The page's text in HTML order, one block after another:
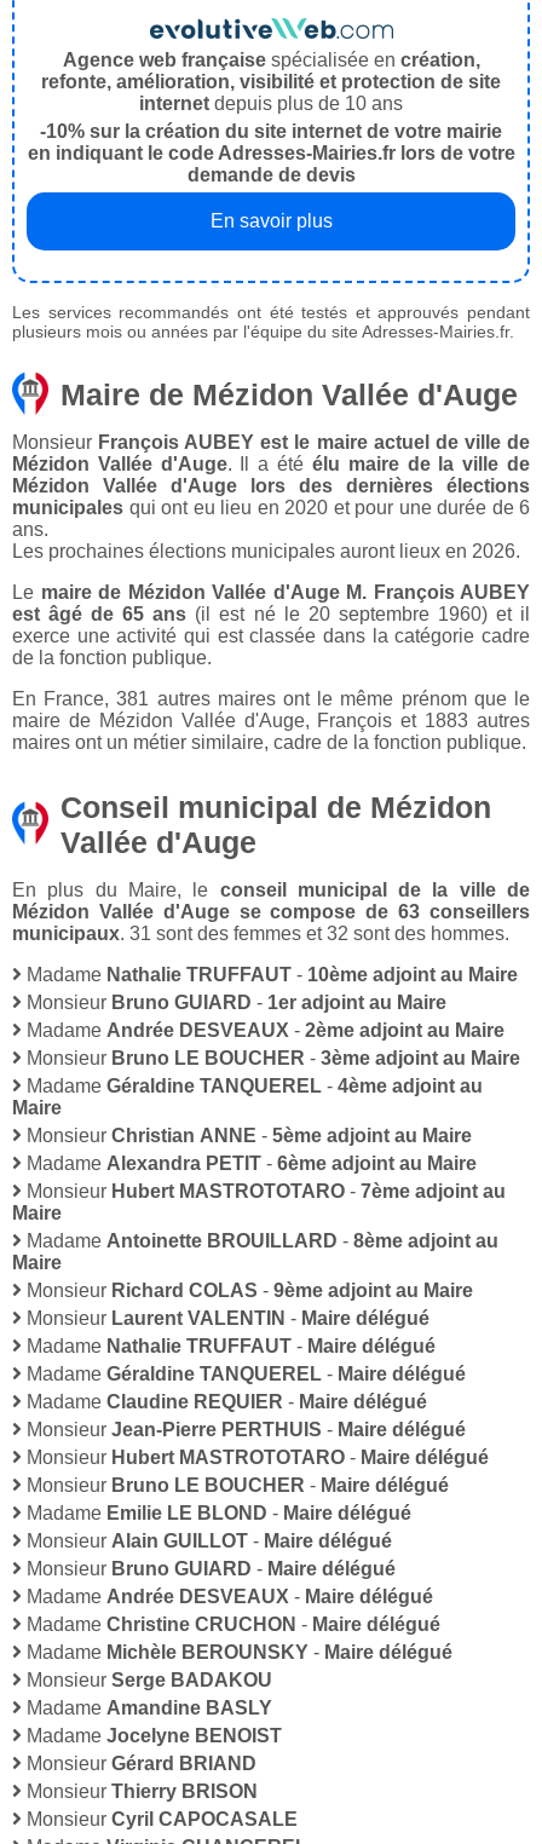
Agence web françaisespécialisée en création,
refonte, amélioration, visibilité et protection de site
internet depuis plus de 10 ans
-10% sur la création du site internet de votre mairie
en indiquant le code Adresses-Mairies.fr lors de votre
demande de devis
En savoir plus
Les services recommandés ont été testés et approuvés pendant
plusieurs mois ou années par l'équipe du site Adresses-Mairies.fr.
Maire de Mézidon Vallée d'Auge
Monsieur François AUBEY est le maire actuel de ville de
Mézidon Vallée d'Auge. Il a été élu maire de la ville de
Mézidon Vallée d'Auge lors des dernières élections
municipales qui ont eu lieu en 2020 et pour une durée de 6
ans.
Les prochaines élections municipales auront lieux en 2026.
Le maire de Mézidon Vallée d'Auge M. François AUBEY
est âgé de 65 ans (il est né le 20 septembre 1960) et il
exerce une activité qui est classée dans la catégorie cadre
de la fonction publique.
En France, 381 autres maires ont le même prénom que le
maire de Mézidon Vallée d'Auge, François et 1883 autres
maires ont un métier similaire, cadre de la fonction publique.
Conseil municipal de Mézidon
Vallée d'Auge
En plus du Maire, le conseil municipal de la ville de
Mézidon Vallée d'Auge se compose de 63 conseillers
municipaux. 31 sont des femmes et 32 sont des hommes.
Madame Nathalie TRUFFAUT - 10ème adjoint au Maire
Monsieur Bruno GUIARD - 1er adjoint au Maire
Madame Andrée DESVEAUX - 2ème adjoint au Maire
Monsieur Bruno LE BOUCHER - 3ème adjoint au Maire
Madame Géraldine TANQUEREL - 4ème adjoint au
Maire
Monsieur Christian ANNE - 5ème adjoint au Maire
Madame Alexandra PETIT - 6ème adjoint au Maire
Monsieur Hubert MASTROTOTARO - 7ème adjoint au
Maire
Madame Antoinette BROUILLARD - 8ème adjoint au
Maire
Monsieur Richard COLAS - 9ème adjoint au Maire
Monsieur Laurent VALENTIN - Maire délégué
Madame Nathalie TRUFFAUT - Maire délégué
Madame Géraldine TANQUEREL - Maire délégué
Madame Claudine REQUIER - Maire délégué
Monsieur Jean-Pierre PERTHUIS - Maire délégué
Monsieur Hubert MASTROTOTARO - Maire délégué
Monsieur Bruno LE BOUCHER - Maire délégué
Madame Emilie LE BLOND - Maire délégué
Monsieur Alain GUILLOT - Maire délégué
Monsieur Bruno GUIARD - Maire délégué
Madame Andrée DESVEAUX - Maire délégué
Madame Christine CRUCHON - Maire délégué
Madame Michèle BEROUNSKY - Maire délégué
Monsieur Serge BADAKOU
Madame Amandine BASLY
Madame Jocelyne BENOIST
Monsieur Gérard BRIAND
Monsieur Thierry BRISON
Monsieur Cyril CAPOCASALE